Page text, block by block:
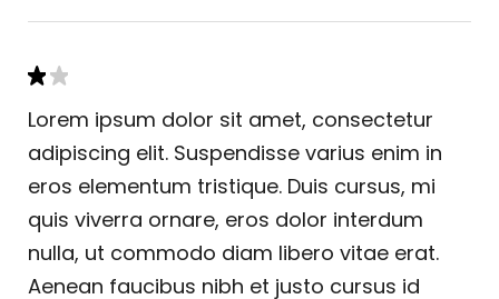
Lorem ipsum dolor sit amet, consectetur
adipiscing elit. Suspendisse varius enim in
eros elementum tristique. Duis cursus, mi
quis viverra ornare, eros dolor interdum
nulla, ut commodo diam libero vitae erat.
Aenean faucibus nibh et justo cursus id